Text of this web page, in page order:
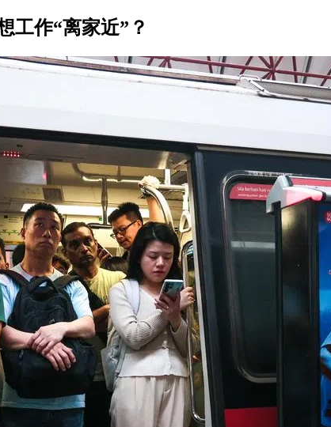
工作“离家近”？